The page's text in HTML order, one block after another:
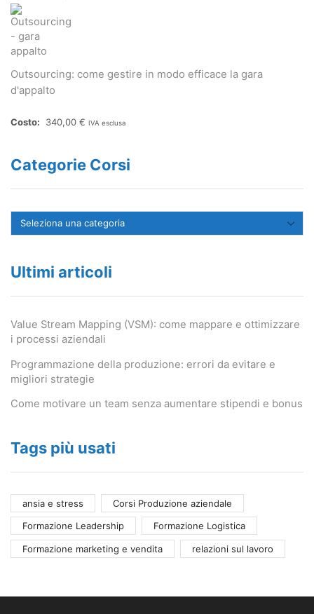
Outsourcing: come gestire in modo efficace la gara
d'appalto
340,00 € IVA esclusa
Categorie Corsi
Ultimi articoli
Value Stream Mapping (VSM): come mappare e ottimizzare
i processi aziendali
Programmazione della produzione: errori da evitare e
migliori strategie
Come motivare un team senza aumentare stipendi e bonus
Tags più usati
ansia e stress Corsi Produzione aziendale
Formazione Leadership Formazione Logistica
Formazione marketing e vendita relazioni sul lavoro